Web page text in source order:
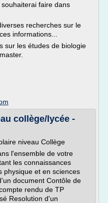
faire dans
recherches sur le
informations...
sur les études de biologie
collège/lycée -
niveau Collège
l'ensemble de votre
les connaissances
physique et en sciences
document Contôle de
rendu de TP
Resolution d'un